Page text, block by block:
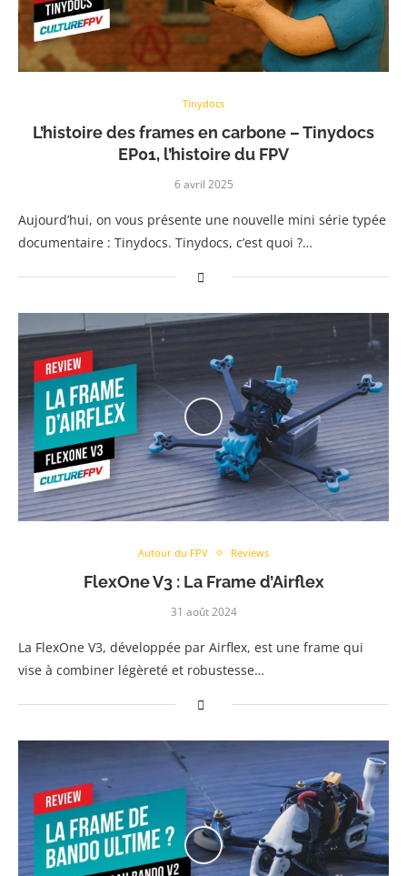
Tinydocs
L’histoire des frames en carbone – Tinydocs
EP01, l’histoire du FPV
6 avril 2025
Aujourd’hui, on vous présente une nouvelle mini série typée
documentaire : Tinydocs. Tinydocs, c’est quoi ?…
Autour du FPV Reviews
FlexOne V3 : La Frame d’Airflex
31 août 2024
La FlexOne V3, développée par Airflex, est une frame qui
vise à combiner légèreté et robustesse…